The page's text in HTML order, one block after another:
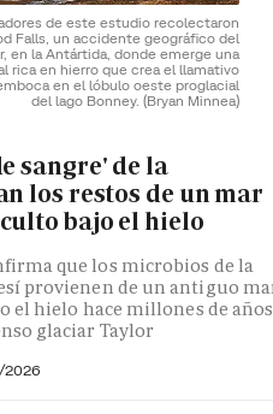
de este estudio recolectaron
Falls, un accidente geográfico del
en la Antártida, donde emerge una
rica en hierro que crea el llamativo
en el lóbulo oeste proglacial
del lago Bonney. (Bryan Minnea)
sangre' de la
los restos de un mar
bajo el hielo
que los microbios de la
provienen de un antiguo
el hielo hace millones de años
glaciar Taylor